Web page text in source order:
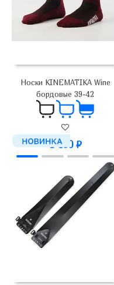
Носки KINEMATIKA Wine
бордовые 39-42
1 400 ₽